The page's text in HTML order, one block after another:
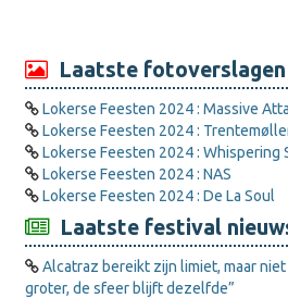
Laatste fotoverslagen
Lokerse Feesten 2024 : Massive
Lokerse Feesten 2024 :
Lokerse Feesten 2024 : Whispering
Lokerse Feesten 2024 : NAS
Lokerse Feesten 2024 : De La Soul
Laatste festival
Alcatraz bereikt zijn limiet, maar
groter, de sfeer blijft dezelfde”